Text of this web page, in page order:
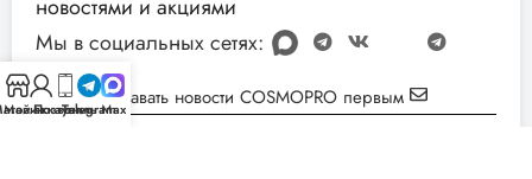
новостями и акциями
Мы в социальных сетях:
Узнавать новости COSMOPRO первым
Мой аккаунт
Позвонить
Telegram
Max